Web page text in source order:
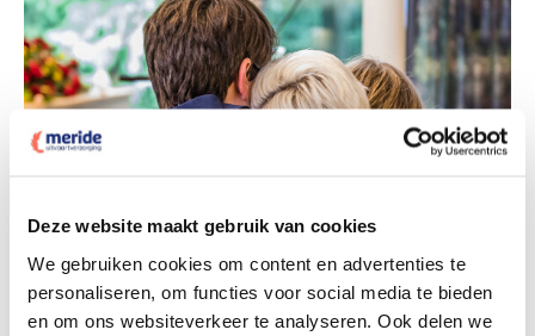
Deze website maakt gebruik van cookies
We gebruiken cookies om content en advertenties te
personaliseren, om functies voor social media te bieden
en om ons websiteverkeer te analyseren. Ook delen we
Dit kost een crematie
Bekijk tarieven voor begrafenis